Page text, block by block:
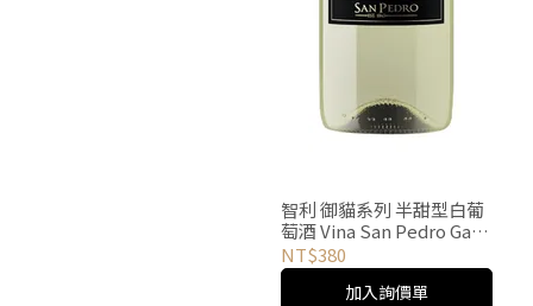
智利 御貓系列 半甜型白葡
萄酒 Vina San Pedro Gato
Negro Semi Sweet
White
NT$380
加入詢價單